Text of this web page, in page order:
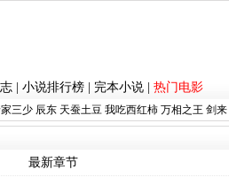
| 小说排行榜| 完本小说| 热门电影
三少 辰东 天蚕土豆 我吃西红柿 万相之王 剑来
最新章节